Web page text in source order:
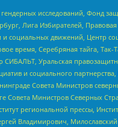
исследований, Фонд
Лига Избирателей,
социальных движений,
Серебряная тайга, Так-
Уральская
и социального
Совета Министров
Министров Северных
региональной прессы,
Владимирович,